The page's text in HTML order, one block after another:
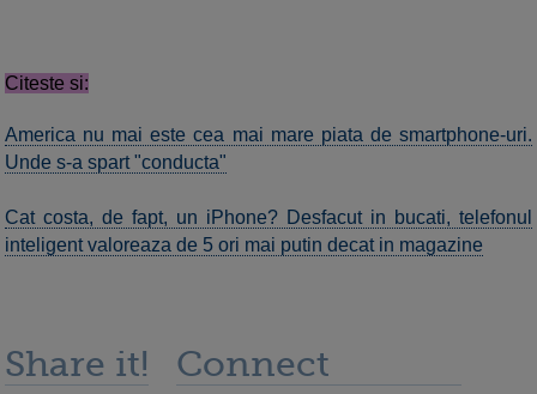
Citeste si:
America nu mai este cea mai mare piata de smartphone-uri.
Unde s-a spart "conducta"
Cat costa, de fapt, un iPhone? Desfacut in bucati, telefonul
inteligent valoreaza de 5 ori mai putin decat in magazine
Share it! Connect